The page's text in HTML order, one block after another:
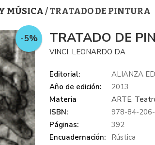
MÚSICA/ TRATADO DE PINTURA
-5% TRATADO DE
VINCI, LEONARDO DA
Editorial:
ALIANZA
Año de edición:
2013
Materia
ARTE,
ISBN:
978-84-
Páginas:
392
Encuadernación:
Rústica